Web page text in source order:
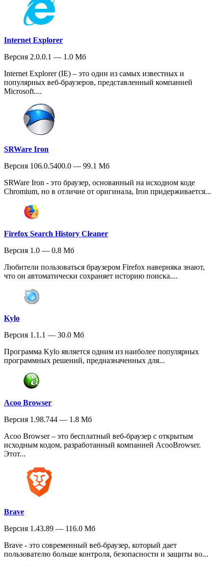
Internet Explorer
Версия 2.0.0.1 — 1.0 Мб
Internet Explorer (IE) – это один из самых известных и
популярных веб-браузеров, представленный компанией
Microsoft....
SRWare Iron
Версия 106.0.5400.0 — 99.1 Мб
SRWare Iron - это браузер, основанный на исходном коде
Chromium, но в отличие от оригинала, Iron придерживается...
Firefox Search History Cleaner
Версия 1.0 — 0.8 Мб
Любители пользоваться браузером Firefox наверняка знают,
что он автоматически сохраняет историю поиска....
Kylo
Версия 1.1.1 — 30.0 Мб
Программа Kylo является одним из наиболее популярных
программных решений, предназначенных для...
Acoo Browser
Версия 1.98.744 — 1.8 Мб
Acoo Browser – это бесплатный веб-браузер с открытым
исходным кодом, разработанный компанией AcooBrowser.
Этот...
Brave
Версия 1.43.89 — 116.0 Мб
Brave - это современный веб-браузер, который дает
пользователю больше контроля, безопасности и защиты во...